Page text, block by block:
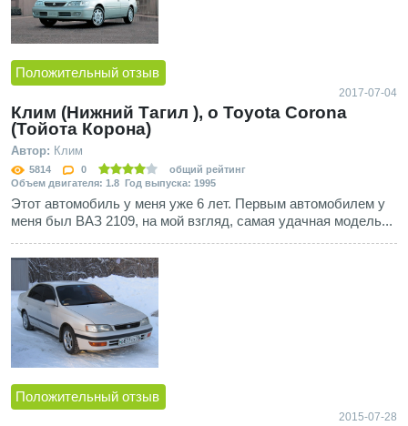
Положительный отзыв
2017-07-04
Клим (Нижний Тагил ), о Toyota Corona
(Тойота Корона)
Автор: Клим
5814 0
общий рейтинг
Объем двигателя: 1.8 Год выпуска: 1995
Этот автомобиль у меня уже 6 лет. Первым автомобилем у
меня был ВАЗ 2109, на мой взгляд, самая удачная модель...
Положительный отзыв
2015-07-28